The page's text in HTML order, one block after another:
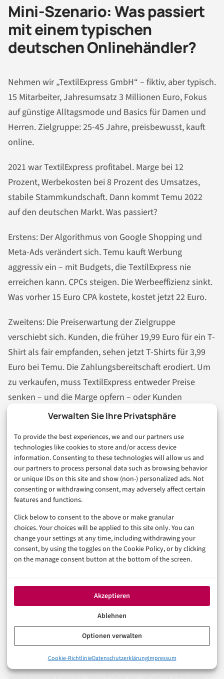
Verwalten Sie Ihre Privatsphäre
To provide the best experiences, we and our partners use
technologies like cookies to store and/or access device
information. Consenting to these technologies will allow us and
our partners to process personal data such as browsing behavior
or unique IDs on this site and show (non-) personalized ads. Not
consenting or withdrawing consent, may adversely affect certain
features and functions.
Click below to consent to the above or make granular
choices. Your choices will be applied to this site only. You can
change your settings at any time, including withdrawing your
consent, by using the toggles on the Cookie Policy, or by clicking
on the manage consent button at the bottom of the screen.
Akzeptieren
Ablehnen
Optionen verwalten
Cookie-RichtlinieDatenschutzerklärungImpressum
Mini-Szenario: Was passiert
mit einem typischen
deutschen Onlinehändler?
Nehmen wir „TextilExpress GmbH“ – fiktiv, aber typisch.
15 Mitarbeiter, Jahresumsatz 3 Millionen Euro, Fokus
auf günstige Alltagsmode und Basics für Damen und
Herren. Zielgruppe: 25-45 Jahre, preisbewusst, kauft
online.
2021 war TextilExpress profitabel. Marge bei 12
Prozent, Werbekosten bei 8 Prozent des Umsatzes,
stabile Stammkundschaft. Dann kommt Temu 2022
auf den deutschen Markt. Was passiert?
Erstens: Der Algorithmus von Google Shopping und
Meta-Ads verändert sich. Temu kauft Werbung
aggressiv ein – mit Budgets, die TextilExpress nie
erreichen kann. CPCs steigen. Die Werbeeffizienz sinkt.
Was vorher 15 Euro CPA kostete, kostet jetzt 22 Euro.
Zweitens: Die Preiserwartung der Zielgruppe
verschiebt sich. Kunden, die früher 19,99 Euro für ein T-
Shirt als fair empfanden, sehen jetzt T-Shirts für 3,99
Euro bei Temu. Die Zahlungsbereitschaft erodiert. Um
zu verkaufen, muss TextilExpress entweder Preise
senken – und die Marge opfern – oder Kunden
Drittens: Wiederkaufrate sinkt. Stammkunden
probieren Temu aus. Manche kommen zurück
(Qualitätsenttäuschung). Viele nicht – weil der Preis-
Schmerz bei teurer Ware zu groß ist.
Prozent. Drei Mitarbeiter entlassen. Marge auf 6
Prozent halbiert. Expansion auf Eis gelegt. Das ist kein
Worst-Case-Szenario. Das ist der Durchschnitt, den die
IW-Studie beschreibt.
Was Händler jetzt konkret
tun können – eine ehrliche
Checkliste
2,5 Milliarden Euro: Die Zahl, die alles erklärt